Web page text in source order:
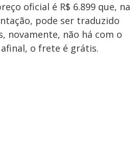
oficial é R$ 6.899 que, na
pode ser traduzido
novamente, não há com o
o frete é grátis.